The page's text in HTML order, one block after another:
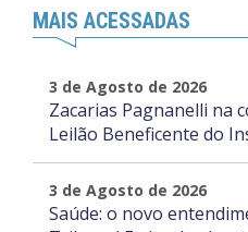
MAIS ACESSADAS
3 de Agosto de 2026
Zacarias Pagnanelli na
Leilão Beneficente do
3 de Agosto de 2026
Saúde: o novo